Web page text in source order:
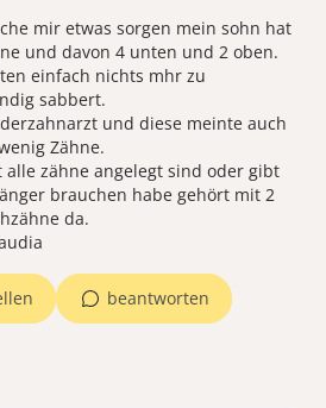
mir etwas sorgen mein sohn hat
und davon 4 unten und 2 oben.
einfach nichts mhr zu
sabbert.
und diese meinte auch
Zähne.
alle zähne angelegt sind oder gibt
brauchen habe gehört mit 2
da.
beantworten